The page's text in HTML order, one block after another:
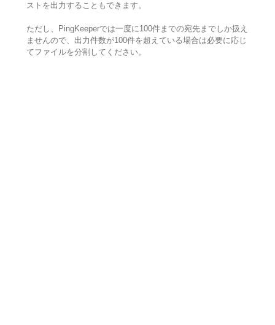
ストを出力することもできます。
ただし、PingKeeperでは一度に100件までの宛先までしか扱え
ませんので、出力件数が100件を超えている場合は必要に応じ
てファイルを分割してください。